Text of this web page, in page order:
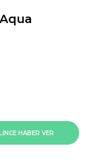
HABER VER